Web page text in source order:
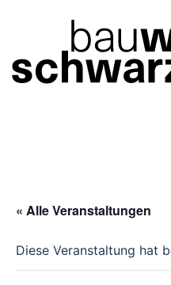
« Alle Veranstaltungen
Diese Veranstaltung hat